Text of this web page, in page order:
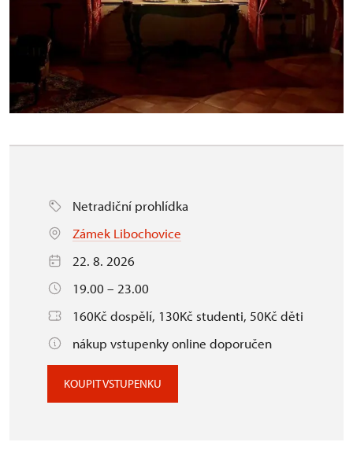
Netradiční prohlídka
Zámek Libochovice
22. 8. 2026
19.00 – 23.00
160Kč dospělí, 130Kč studenti, 50Kč děti
nákup vstupenky online doporučen
KOUPIT VSTUPENKU